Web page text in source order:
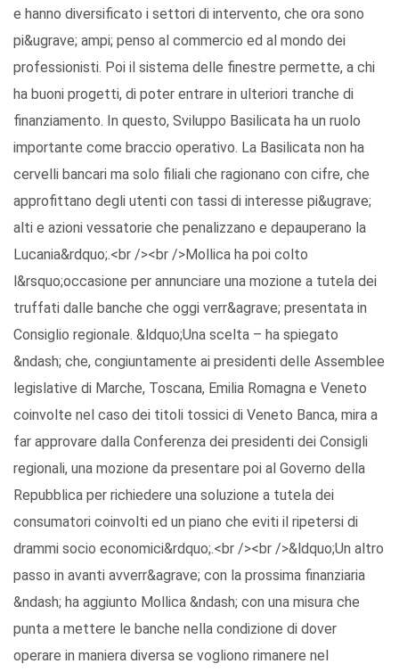
e hanno diversificato i settori di intervento, che ora sono
pi&ugrave; ampi; penso al commercio ed al mondo dei
professionisti. Poi il sistema delle finestre permette, a chi
ha buoni progetti, di poter entrare in ulteriori tranche di
finanziamento. In questo, Sviluppo Basilicata ha un ruolo
importante come braccio operativo. La Basilicata non ha
cervelli bancari ma solo filiali che ragionano con cifre, che
approfittano degli utenti con tassi di interesse pi&ugrave;
alti e azioni vessatorie che penalizzano e depauperano la
Lucania&rdquo;.<br /><br />Mollica ha poi colto
l&rsquo;occasione per annunciare una mozione a tutela dei
truffati dalle banche che oggi verr&agrave; presentata in
Consiglio regionale. &ldquo;Una scelta – ha spiegato
&ndash; che, congiuntamente ai presidenti delle Assemblee
legislative di Marche, Toscana, Emilia Romagna e Veneto
coinvolte nel caso dei titoli tossici di Veneto Banca, mira a
far approvare dalla Conferenza dei presidenti dei Consigli
regionali, una mozione da presentare poi al Governo della
Repubblica per richiedere una soluzione a tutela dei
consumatori coinvolti ed un piano che eviti il ripetersi di
drammi socio economici&rdquo;.<br /><br />&ldquo;Un altro
passo in avanti avverr&agrave; con la prossima finanziaria
&ndash; ha aggiunto Mollica &ndash; con una misura che
punta a mettere le banche nella condizione di dover
operare in maniera diversa se vogliono rimanere nel